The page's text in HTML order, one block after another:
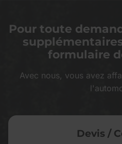
Pour toute
formulaire
Avec nous, vous avez
Devis /